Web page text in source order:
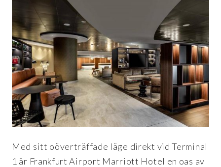
Med sitt oöverträffade läge direkt vid Terminal
1 är Frankfurt Airport Marriott Hotel en oas av